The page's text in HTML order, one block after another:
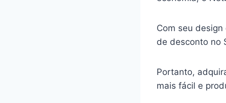
Com seu
de desconto no
Portanto,
mais fácil e